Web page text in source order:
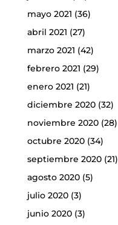
mayo 2021 (36)
abril 2021 (27)
marzo 2021 (42)
febrero 2021 (29)
enero 2021 (21)
diciembre 2020(32)
noviembre 2020(28)
octubre 2020(34)
septiembre 2020(21)
agosto 2020(5)
julio 2020(3)
junio 2020(3)